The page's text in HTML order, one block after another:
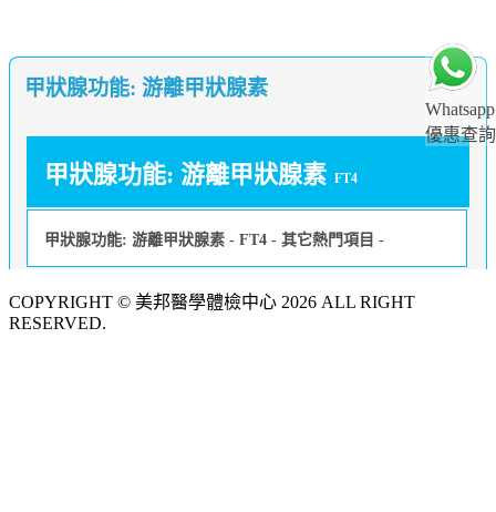
Whatsapp
優惠查詢
甲狀腺功能: 游離甲狀腺素
甲狀腺功能: 游離甲狀腺素 FT4
甲狀腺功能: 游離甲狀腺素 - FT4 - 其它熱門項目 -
COPYRIGHT © 美邦醫學體檢中心 2026 ALL RIGHT
RESERVED.